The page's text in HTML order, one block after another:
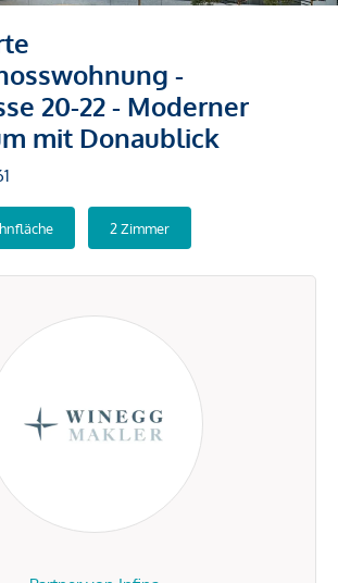
-
20-22 - Moderner
mit Donaublick
2 Zimmer